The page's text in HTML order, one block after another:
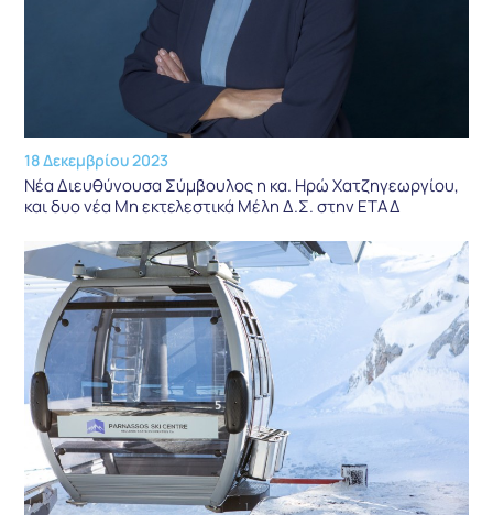
18 Δεκεμβρίου 2023
Νέα Διευθύνουσα Σύμβουλος η κα. Ηρώ Χατζηγεωργίου,
και δυο νέα Μη εκτελεστικά Μέλη Δ.Σ. στην ΕΤΑΔ